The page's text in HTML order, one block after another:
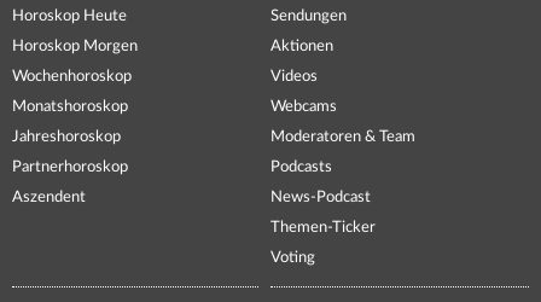
Horoskop Heute
Horoskop Morgen
Wochenhoroskop
Monatshoroskop
Jahreshoroskop
Partnerhoroskop
Aszendent
Sendungen
Aktionen
Videos
Webcams
Moderatoren & Team
Podcasts
News-Podcast
Themen-Ticker
Voting